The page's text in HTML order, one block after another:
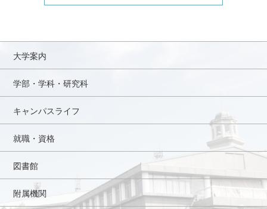
大学案内
学部・学科・研究科
キャンパスライフ
就職・資格
図書館
附属機関